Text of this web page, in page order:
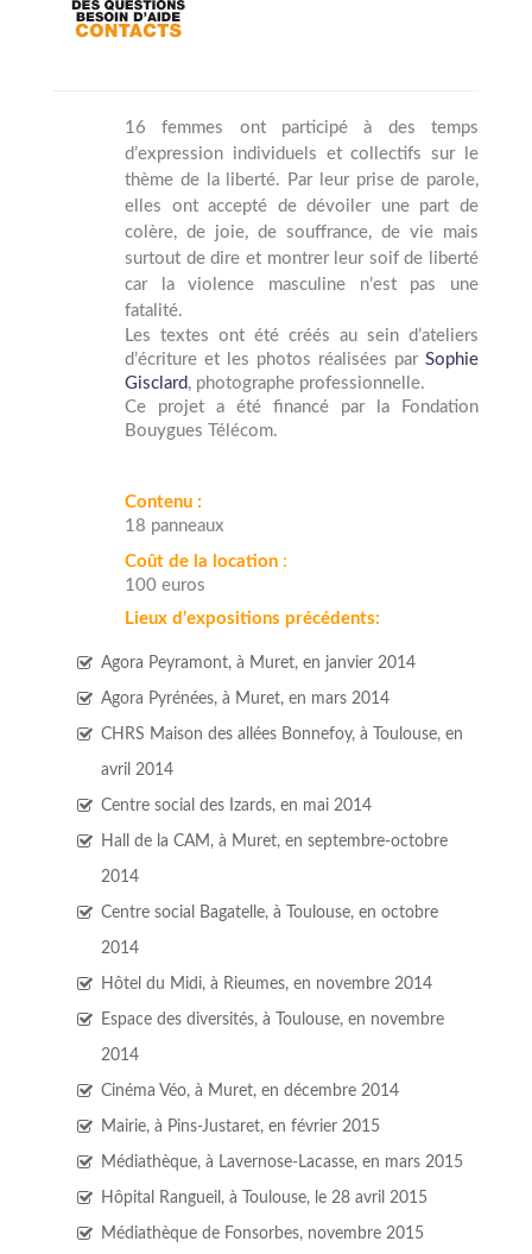
16 femmes ont participé à des temps
d’expression individuels et collectifs sur le
thème de la liberté. Par leur prise de parole,
elles ont accepté de dévoiler une part de
colère, de joie, de souffrance, de vie mais
surtout de dire et montrer leur soif de liberté
car la violence masculine n’est pas une
fatalité.
Les textes ont été créés au sein d’ateliers
d’écriture et les photos réalisées par Sophie
Gisclard , photographe professionnelle.
Ce projet a été financé par la Fondation
Bouygues Télécom.
Contenu :
18 panneaux
Coût de la location :
100 euros
Lieux d’expositions précédents:
Agora Peyramont, à Muret, en janvier 2014
Agora Pyrénées, à Muret, en mars 2014
CHRS Maison des allées Bonnefoy, à Toulouse, en
avril 2014
Centre social des Izards, en mai 2014
Hall de la CAM, à Muret, en septembre-octobre
2014
Centre social Bagatelle, à Toulouse, en octobre
2014
Hôtel du Midi, à Rieumes, en novembre 2014
Espace des diversités, à Toulouse, en novembre
2014
Cinéma Véo, à Muret, en décembre 2014
Mairie, à Pins-Justaret, en février 2015
Médiathèque, à Lavernose-Lacasse, en mars 2015
Hôpital Rangueil, à Toulouse, le 28 avril 2015
Médiathèque de Fonsorbes, novembre 2015